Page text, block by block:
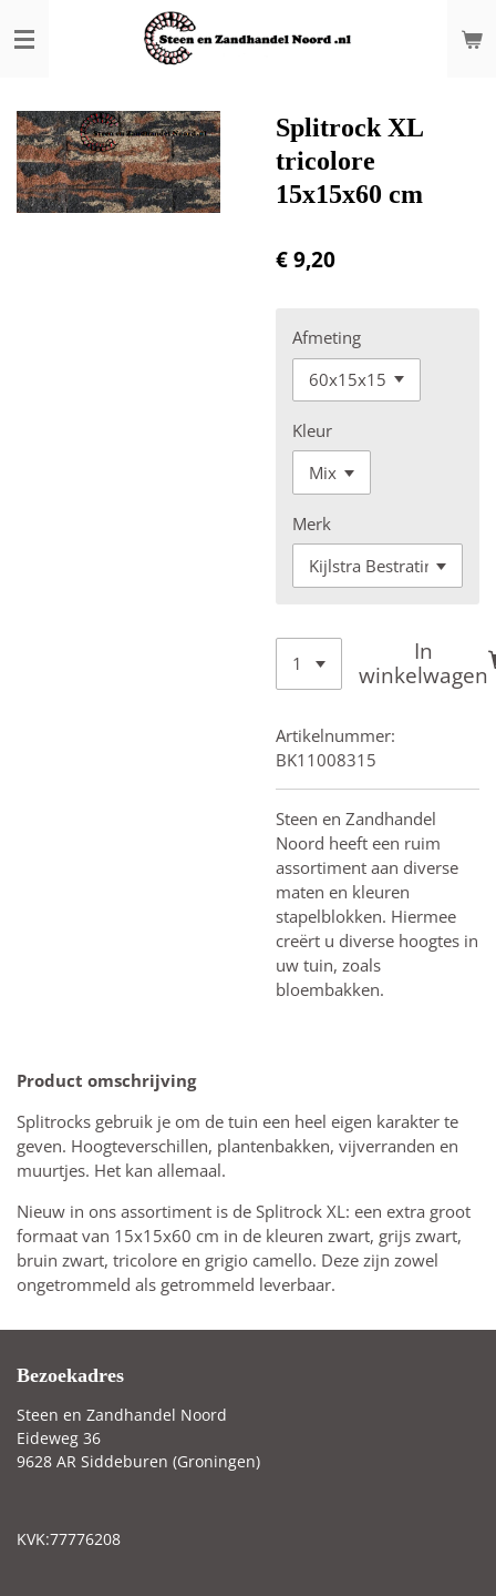
direct
hoofdinhoud
Splitrock XL
tricolore
15x15x60 cm
€ 9,20
Afmeting
Kleur
Merk
In
winkelwagen
Artikelnummer:
BK11008315
Steen en Zandhandel
Noord heeft een ruim
assortiment aan diverse
maten en kleuren
stapelblokken. Hiermee
creërt u diverse hoogtes in
uw tuin, zoals
bloembakken.
Product omschrijving
Splitrocks gebruik je om de tuin een heel eigen karakter te
geven. Hoogteverschillen, plantenbakken, vijverranden en
muurtjes. Het kan allemaal.
Nieuw in ons assortiment is de Splitrock XL: een extra groot
formaat van 15x15x60 cm in de kleuren zwart, grijs zwart,
bruin zwart, tricolore en grigio camello. Deze zijn zowel
ongetrommeld als getrommeld leverbaar.
Bezoekadres
Steen en Zandhandel Noord
Eideweg 36
9628 AR Siddeburen (Groningen)
KVK:77776208